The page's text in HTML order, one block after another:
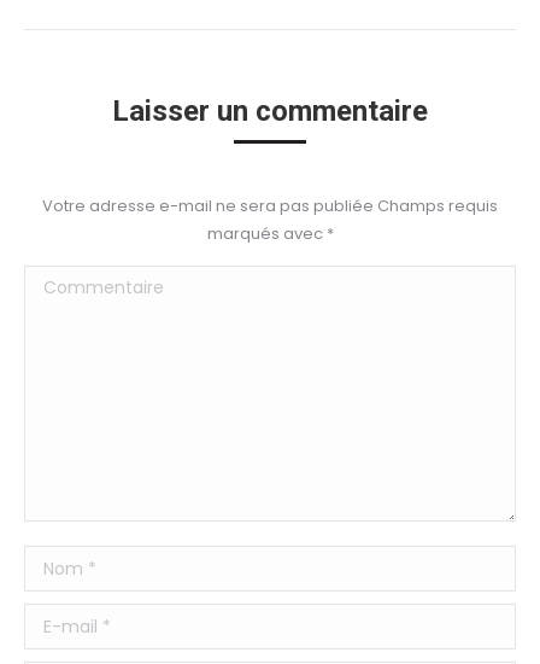
Laisser un commentaire
Votre adresse e-mail ne sera pas publiée Champs requis
marqués avec *
Commentaire
Nom *
E-mail *